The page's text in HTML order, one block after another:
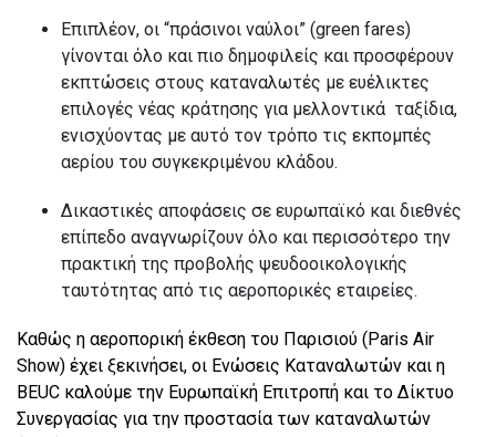
Επιπλέον, οι “πράσινοι ναύλοι” (green fares)
γίνονται όλο και πιο δημοφιλείς και προσφέρουν
εκπτώσεις στους καταναλωτές με ευέλικτες
επιλογές νέας κράτησης για μελλοντικά ταξίδια,
ενισχύοντας με αυτό τον τρόπο τις εκπομπές
αερίου του συγκεκριμένου κλάδου.
Δικαστικές αποφάσεις σε ευρωπαϊκό και διεθνές
επίπεδο αναγνωρίζουν όλο και περισσότερο την
πρακτική της προβολής ψευδοοικολογικής
ταυτότητας από τις αεροπορικές εταιρείες.
Καθώς η αεροπορική έκθεση του Παρισιού (Paris Air
Show) έχει ξεκινήσει, οι Ενώσεις Καταναλωτών και η
BEUC καλούμε την Ευρωπαϊκή Επιτροπή και το Δίκτυο
Συνεργασίας για την προστασία των καταναλωτών